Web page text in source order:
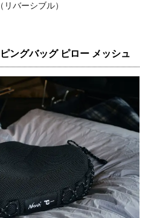
バーシブル）
ングバッグ ピロー メッシュ